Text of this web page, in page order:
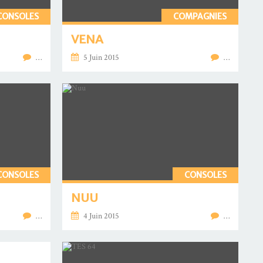
…
COMPAGNIES
VENA
5 Juin 2015 …
…
CONSOLES
NUU
4 Juin 2015 …